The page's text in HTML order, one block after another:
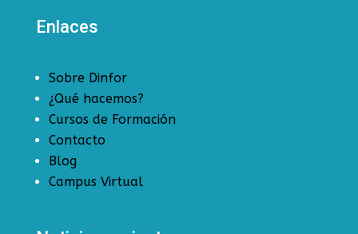
Enlaces
Sobre Dinfor
¿Qué hacemos?
Cursos de Formación
Contacto
Blog
Campus Virtual